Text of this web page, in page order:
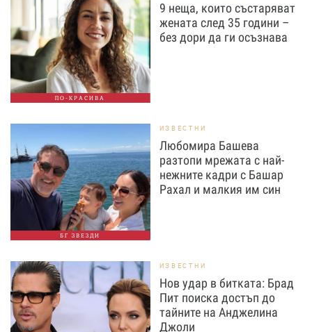
ПО-КРАСИВА
9 неща, които състаряват
жената след 35 години –
без дори да ги осъзнава
БГ ЗВЕЗДИ
ИЗВЕСТНИ
Любомира Башева
разтопи мрежата с най-
нежните кадри с Башар
Рахал и малкия им син
ИЗВЕСТНИ
Нов удар в битката: Брад
Пит поиска достъп до
тайните на Анджелина
Джоли